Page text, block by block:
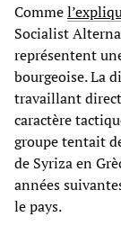
Comme
Socialist
représentent
bourgeoise. La
travaillant
caractère
groupe tentait
de Syriza en
années
le pays.